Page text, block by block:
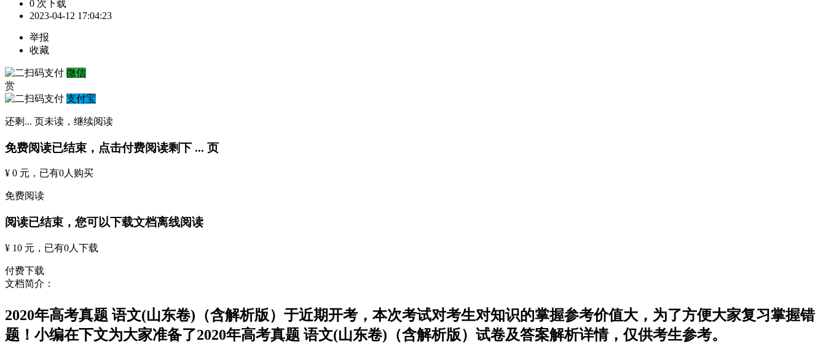
0 次下载
2023-04-12 17:04:23
举报
收藏
微信
赏
支付宝
还剩 ... 页未读， 继续阅读
免费阅读已结束，点击付费阅读剩下 ... 页
¥ 0 元 ，已有0人购买
免费阅读
阅读已结束，您可以下载文档离线阅读
¥ 10 元 ，已有0人下载
付费下载
文档简介：
2020年高考真题 语文(山东卷)（含解析版）于近期开考，本次考试对考生对知识的掌握参考价值大，为了方便大家复习掌握错
题！小编在下文为大家准备了2020年高考真题 语文(山东卷)（含解析版）试卷及答案解析详情，仅供考生参考。